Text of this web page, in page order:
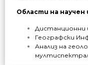
Области на научен
Дистанционни
Географски
Анализ на